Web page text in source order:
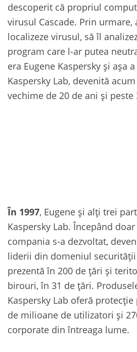
descoperit că propriul
virusul Cascade. Prin urmare,
localizeze virusul, să îl
program care l-ar putea
era Eugene Kaspersky și așa
Kaspersky Lab, devenită
vechime de 20 de ani și peste
În 1997, Eugene și alți trei
Kaspersky Lab. Începând
compania s-a dezvoltat,
liderii din domeniul
prezentă în 200 de țări și
birouri, în 31 de țări.
Kaspersky Lab oferă
de milioane de utilizatori și
corporate din întreaga lume.